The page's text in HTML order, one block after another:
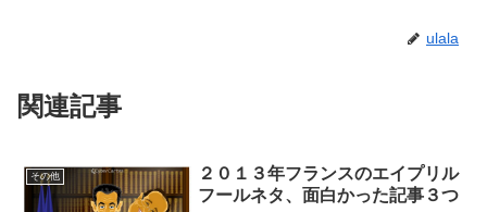
ulala
関連記事
その他
２０１３年フランスのエイプリル
フールネタ、面白かった記事３つ